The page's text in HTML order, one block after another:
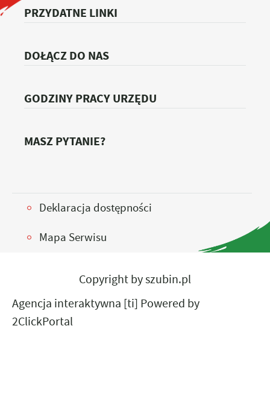
PRZYDATNE LINKI
DOŁĄCZ DO NAS
GODZINY PRACY URZĘDU
MASZ PYTANIE?
Deklaracja dostępności
Mapa Serwisu
Copyright by szubin.pl
Agencja interaktywna [ti] Powered by
2ClickPortal